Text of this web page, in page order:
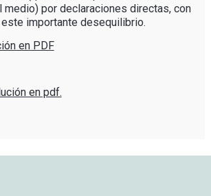
medio) por declaraciones directas, con
importante desequilibrio.
en PDF
en pdf.